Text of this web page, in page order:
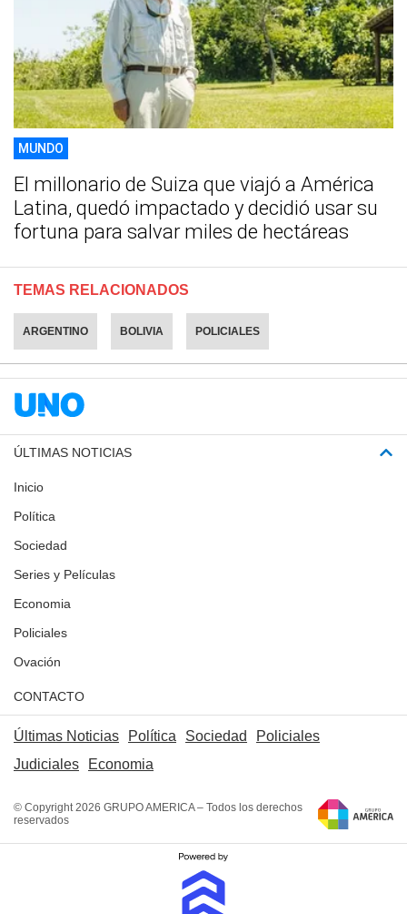
MUNDO
El millonario de Suiza que viajó a América
Latina, quedó impactado y decidió usar su
fortuna para salvar miles de hectáreas
TEMAS RELACIONADOS
ARGENTINO BOLIVIA POLICIALES
ÚLTIMAS NOTICIAS
Inicio
Política
Sociedad
Series y Películas
Economia
Policiales
Ovación
CONTACTO
Últimas Noticias Política Sociedad
Policiales
Judiciales
Economia
© Copyright 2026 GRUPO AMERICA – Todos los derechos
reservados